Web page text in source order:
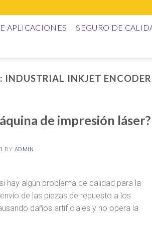
APLICACIONES SEGURO DE
INDUSTRIAL INKJET ENCODER
de impresión láser?
BY ADMIN
hay algún problema de calidad para la
de las piezas de repuesto a los
daños artificiales y no opera la